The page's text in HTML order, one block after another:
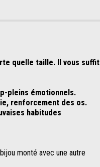
quelle taille. Il vous suffit
pleins émotionnels.
renforcement des os.
habitudes
monté avec une autre